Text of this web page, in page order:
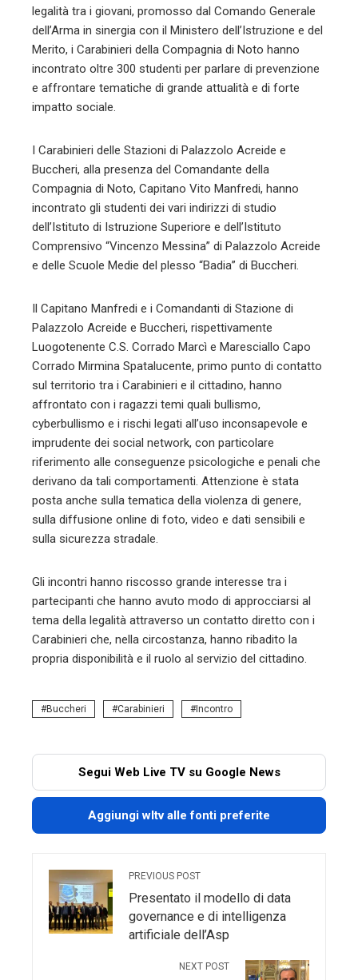
legalità tra i giovani, promosso dal Comando Generale
dell’Arma in sinergia con il Ministero dell’Istruzione e del
Merito, i Carabinieri della Compagnia di Noto hanno
incontrato oltre 300 studenti per parlare di prevenzione
e affrontare tematiche di grande attualità e di forte
impatto sociale.
I Carabinieri delle Stazioni di Palazzolo Acreide e
Buccheri, alla presenza del Comandante della
Compagnia di Noto, Capitano Vito Manfredi, hanno
incontrato gli studenti dei vari indirizzi di studio
dell’Istituto di Istruzione Superiore e dell’Istituto
Comprensivo “Vincenzo Messina” di Palazzolo Acreide
e delle Scuole Medie del plesso “Badia” di Buccheri.
Il Capitano Manfredi e i Comandanti di Stazione di
Palazzolo Acreide e Buccheri, rispettivamente
Luogotenente C.S. Corrado Marcì e Maresciallo Capo
Corrado Mirmina Spatalucente, primo punto di contatto
sul territorio tra i Carabinieri e il cittadino, hanno
affrontato con i ragazzi temi quali bullismo,
cyberbullismo e i rischi legati all’uso inconsapevole e
imprudente dei social network, con particolare
riferimento alle conseguenze psicologiche e penali che
derivano da tali comportamenti. Attenzione è stata
posta anche sulla tematica della violenza di genere,
sulla diffusione online di foto, video e dati sensibili e
sulla sicurezza stradale.
Gli incontri hanno riscosso grande interesse tra i
partecipanti che hanno avuto modo di approcciarsi al
tema della legalità attraverso un contatto diretto con i
Carabinieri che, nella circostanza, hanno ribadito la
propria disponibilità e il ruolo al servizio del cittadino.
Buccheri Carabinieri Incontro
Segui Web Live TV su Google News
Aggiungi wltv alle fonti preferite
PREVIOUS POST
Presentato il modello di data
governance e di intelligenza
artificiale dell’Asp
NEXT POST